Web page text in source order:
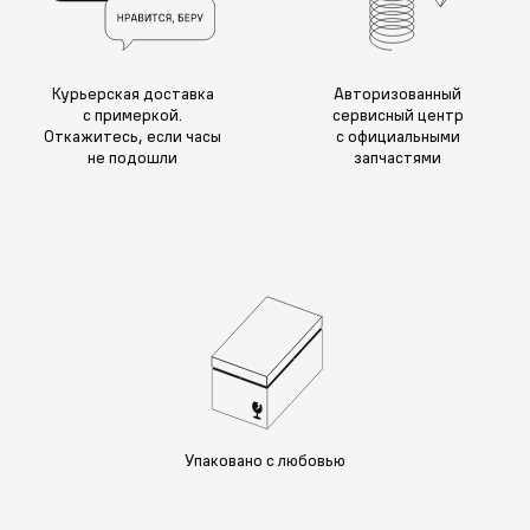
Курьерская доставка
с примеркой.
Откажитесь, если часы
не подошли
Авторизованный
сервисный центр
с официальными
запчастями
Упаковано с любовью